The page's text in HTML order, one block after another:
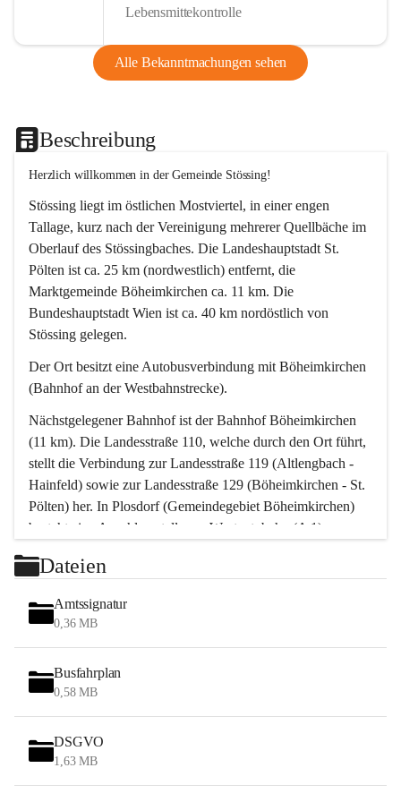
Lebensmittekontrolle
Alle Bekanntmachungen sehen
Beschreibung
Herzlich willkommen in der Gemeinde Stössing!
Stössing liegt im östlichen Mostviertel, in einer engen
Tallage, kurz nach der Vereinigung mehrerer Quellbäche im
Oberlauf des Stössingbaches. Die Landeshauptstadt St.
Pölten ist ca. 25 km (nordwestlich) entfernt, die
Marktgemeinde Böheimkirchen ca. 11 km. Die
Bundeshauptstadt Wien ist ca. 40 km nordöstlich von
Stössing gelegen.
Der Ort besitzt eine Autobusverbindung mit Böheimkirchen
(Bahnhof an der Westbahnstrecke).
Nächstgelegener Bahnhof ist der Bahnhof Böheimkirchen
(11 km). Die Landesstraße 110, welche durch den Ort führt,
stellt die Verbindung zur Landesstraße 119 (Altlengbach -
Hainfeld) sowie zur Landesstraße 129 (Böheimkirchen - St.
Pölten) her. In Plosdorf (Gemeindegebiet Böheimkirchen)
besteht eine Anschlussstelle zur Westautobahn (A 1).
Wien erreicht man in ca. 45 Minuten.
Stössing zählt noch zum Naherholungsraum Wien sowie
zum Naherholungsraum St. Pölten. Viele Bauernhöfe hatten
„ihre Wiener“. Seit 1960 bauten viele Wiener
Wochenendhäuser im Gemeindegebiet. Wegen des
waldreichen Jagdgebietes haben viele Jagdpächter ihre
Das Wandern ist aus touristischer Sicht die bedeutendste
Tätigkeit. Das hügelige Gebiet mit Wanderwegen durch
Wiesen, Wälder und Obstkulturen lädt dazu ein. Gefördert
Dateien
Amtssignatur
0,36 MB
Busfahrplan
0,58 MB
DSGVO
1,63 MB